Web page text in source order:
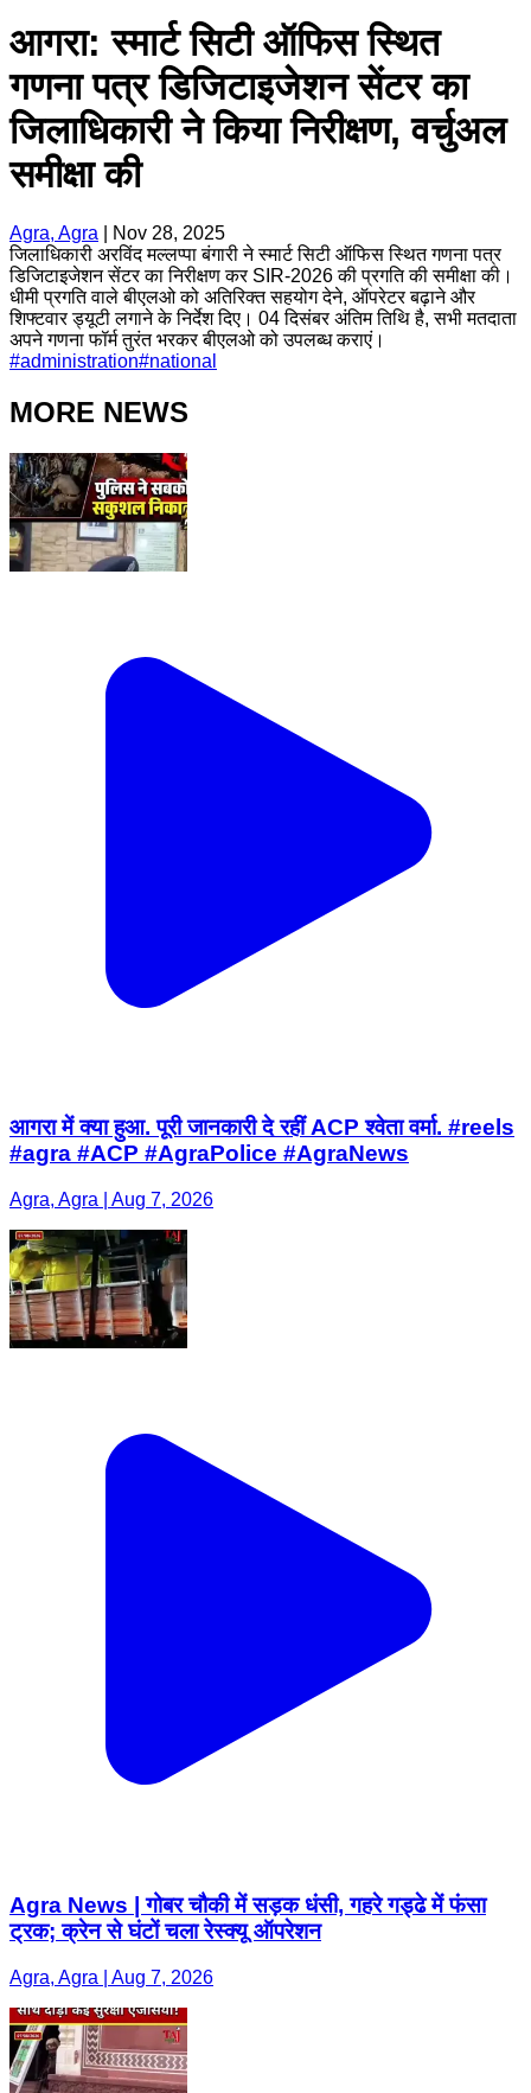
आगरा: स्मार्ट सिटी ऑफिस स्थित
गणना पत्र डिजिटाइजेशन सेंटर का
जिलाधिकारी ने किया निरीक्षण, वर्चुअल
समीक्षा की
Agra, Agra
Nov 28, 2025
जिलाधिकारी अरविंद मल्लप्पा बंगारी ने स्मार्ट सिटी ऑफिस स्थित गणना पत्र
डिजिटाइजेशन सेंटर का निरीक्षण कर SIR-2026 की प्रगति की समीक्षा की।
धीमी प्रगति वाले बीएलओ को अतिरिक्त सहयोग देने, ऑपरेटर बढ़ाने और
शिफ्टवार ड्यूटी लगाने के निर्देश दिए। 04 दिसंबर अंतिम तिथि है, सभी मतदाता
अपने गणना फॉर्म तुरंत भरकर बीएलओ को उपलब्ध कराएं।
#administration#national
MORE NEWS
आगरा में क्या हुआ. पूरी जानकारी दे रहीं ACP श्वेता वर्मा. #reels
#agra #ACP #AgraPolice #AgraNews
Agra, Agra | Aug 7, 2026
Agra News | गोबर चौकी में सड़क धंसी, गहरे गड्ढे में फंसा
ट्रक; क्रेन से घंटों चला रेस्क्यू ऑपरेशन
Agra, Agra | Aug 7, 2026